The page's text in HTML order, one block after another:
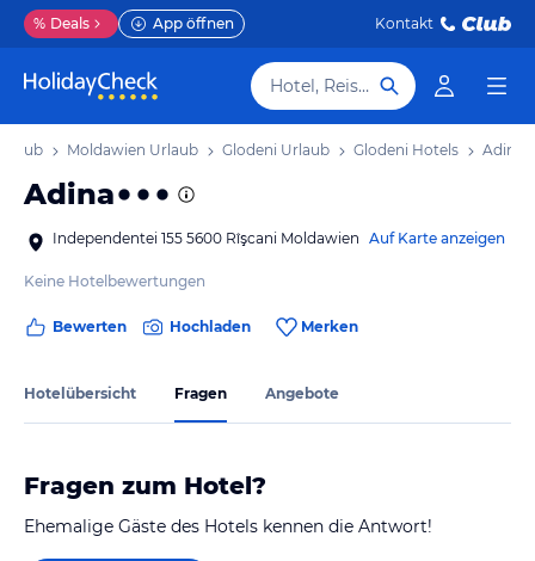
% Deals App öffnen Kontakt
Hotel, Reiseziel
Moldawien Urlaub Glodeni Urlaub Glodeni Hotels Adina
Adina
Independentei 155 5600 Rîşcani Moldawien Auf Karte anzeigen
Keine Hotelbewertungen
Bewerten Hochladen Merken
Hotelübersicht Fragen Angebote
Fragen zum Hotel?
Ehemalige Gäste des Hotels kennen die Antwort!